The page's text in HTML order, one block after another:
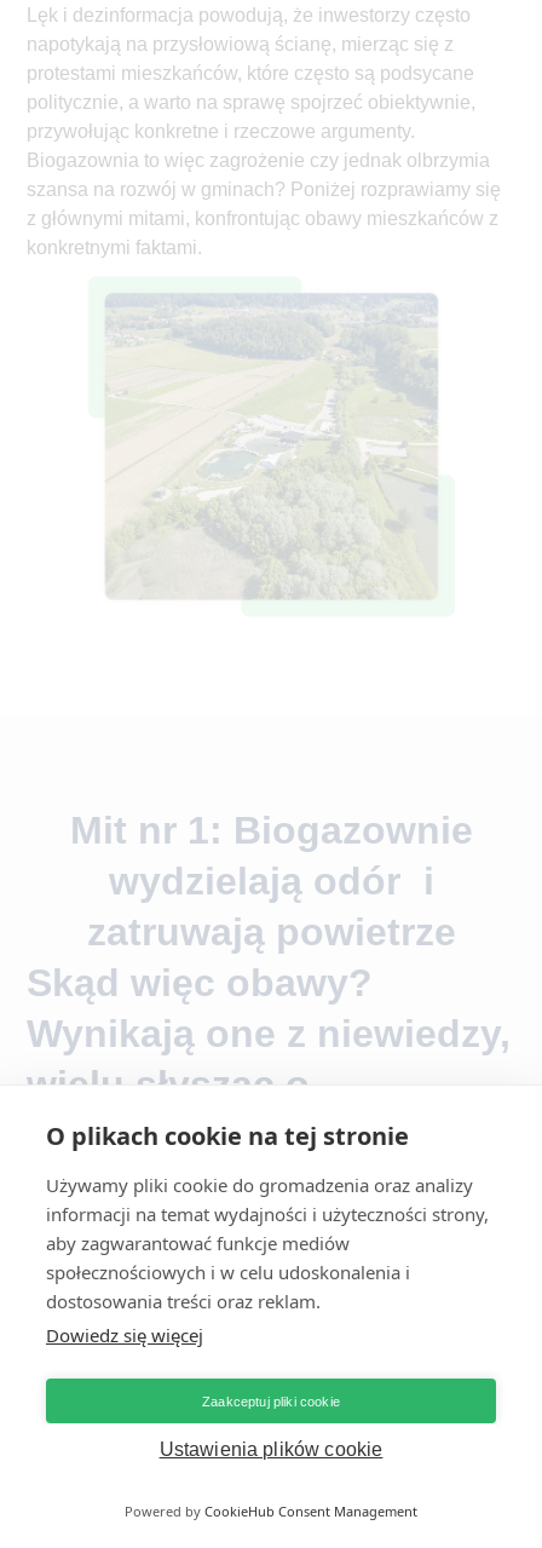
O plikach cookie na tej stronie
Używamy pliki cookie do gromadzenia oraz analizy
informacji na temat wydajności i użyteczności strony,
aby zagwarantować funkcje mediów
społecznościowych i w celu udoskonalenia i
dostosowania treści oraz reklam.
Dowiedz się więcej
Zaakceptuj pliki cookie
Ustawienia plików cookie
Powered by CookieHub Consent Management
Lęk i dezinformacja powodują, że inwestorzy często
napotykają na przysłowiową ścianę, mierząc się z
protestami mieszkańców, które często są podsycane
politycznie, a warto na sprawę spojrzeć obiektywnie,
przywołując konkretne i rzeczowe argumenty.
Biogazownia to więc zagrożenie czy jednak olbrzymia
szansa na rozwój w gminach? Poniżej rozprawiamy się
z głównymi mitami, konfrontując obawy mieszkańców z
konkretnymi faktami.
Mit nr 1: Biogazownie
wydzielają odór i
zatruwają powietrze
Skąd więc obawy?
Wynikają one z niewiedzy,
wielu słysząc o
biogazowni, myli ją np. z
kompostownią.
Fermentujące na powietrzu
odpady potrafią mocno
śmierdzieć. W przypadku dużej
biogazowni, a w szczególności
biometanowni, taka sytuacja
absolutnie nie ma miejsca.
Dostarczane do niej surowce
przechowywane są w